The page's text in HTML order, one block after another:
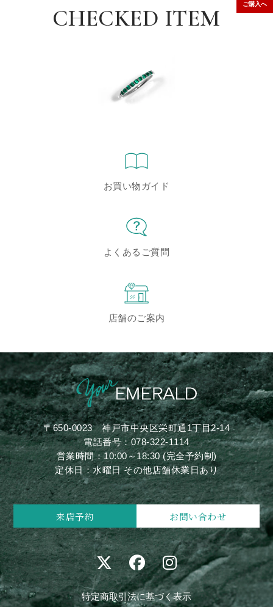
ご購入へ
CHECKED ITEM
お買い物ガイド
よくあるご質問
店舗のご案内
〒650-0023神戸市中央区栄町通1丁目2-14
電話番号：078-322-1114
営業時間：10:00～18:30 (完全予約制)
定休日：水曜日 その他店舗休業日あり
来店予約 お問い合わせ
特定商取引法に基づく表示